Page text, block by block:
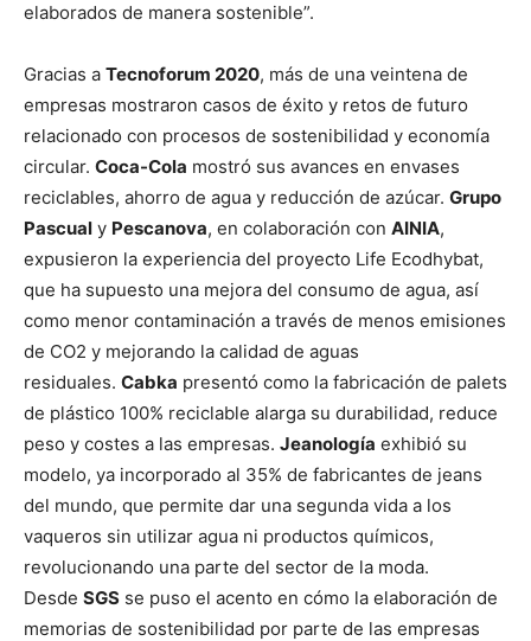
elaborados de manera sostenible”.
Gracias a Tecnoforum 2020, más de una veintena de
empresas mostraron casos de éxito y retos de futuro
relacionado con procesos de sostenibilidad y economía
circular. Coca-Cola mostró sus avances en envases
reciclables, ahorro de agua y reducción de azúcar. Grupo
Pascual y Pescanova, en colaboración con AINIA,
expusieron la experiencia del proyecto Life Ecodhybat,
que ha supuesto una mejora del consumo de agua, así
como menor contaminación a través de menos emisiones
de CO2 y mejorando la calidad de aguas
residuales. Cabka presentó como la fabricación de palets
de plástico 100% reciclable alarga su durabilidad, reduce
peso y costes a las empresas. Jeanología exhibió su
modelo, ya incorporado al 35% de fabricantes de jeans
del mundo, que permite dar una segunda vida a los
vaqueros sin utilizar agua ni productos químicos,
revolucionando una parte del sector de la moda.
Desde SGS se puso el acento en cómo la elaboración de
memorias de sostenibilidad por parte de las empresas